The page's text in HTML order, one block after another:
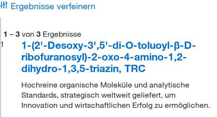
Ergebnisse verfeinern
1 – 3 von 3 Ergebnisse
1
1-(2'-Desoxy-3',5'-di-O-toluoyl-β-D-
ribofuranosyl)-2-oxo-4-amino-1,2-
dihydro-1,3,5-triazin, TRC
Hochreine organische Moleküle und analytische
Standards, strategisch weltweit geliefert, um
Innovation und wirtschaftlichen Erfolg zu ermöglichen.